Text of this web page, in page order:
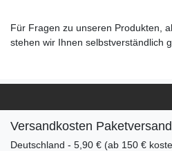
Für Fragen zu unseren Produkten,
stehen wir Ihnen selbstverständlich
Versandkosten Paketversand
Deutschland - 5,90 € (ab 150 €